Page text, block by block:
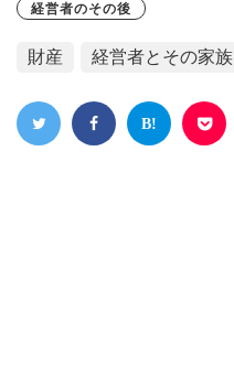
経営者のその後
財産 経営者とその家族